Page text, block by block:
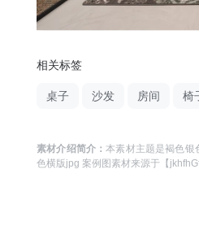
相关标签
桌子 沙发 房间 椅
素材介绍简介：本素材主题是褐色银
色横版jpg 案例图 素材来源于 【